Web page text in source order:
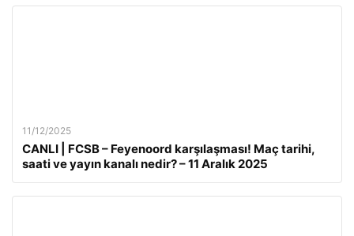
11/12/2025
CANLI | FCSB – Feyenoord karşılaşması! Maç tarihi,
saati ve yayın kanalı nedir? – 11 Aralık 2025